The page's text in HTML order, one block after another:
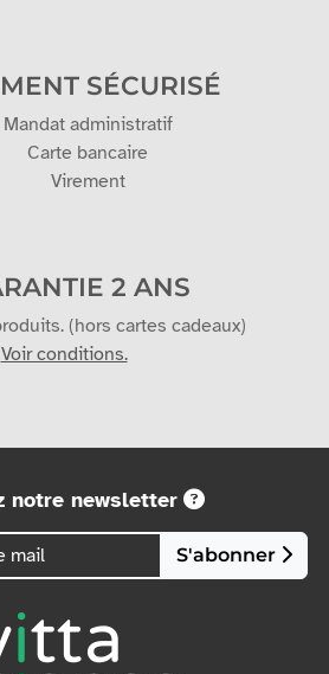
SÉCURISÉ
Mandat administratif
Carte bancaire
Virement
2 ANS
(hors cartes cadeaux)
Voir conditions.
notre newsletter
S'abonner